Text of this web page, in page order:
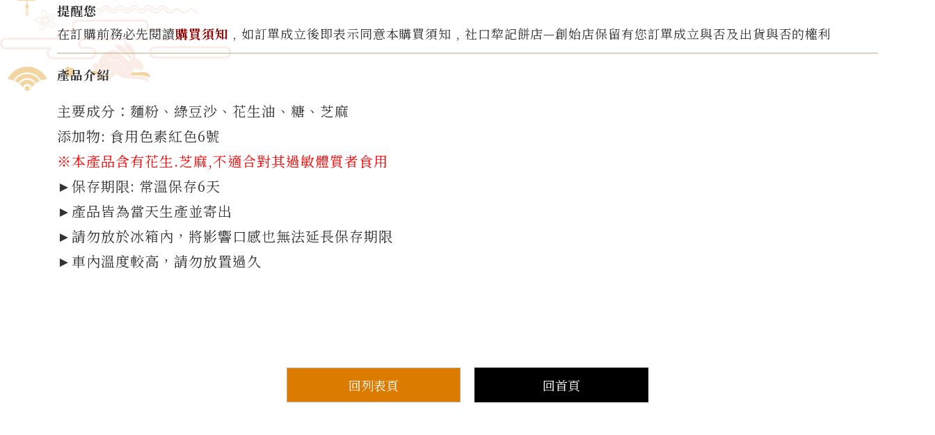
提醒您
在訂購前務必先閱讀購買須知 ﹐如訂單成立後即表示同意本購買須知﹐社口犂記餅店—創始店保留有您訂單成立與否及出貨與否的權利
產品介紹
主要成分：麵粉、綠豆沙、花生油、糖、芝麻
添加物: 食用色素紅色6號
※本產品含有花生.芝麻,不適合對其過敏體質者食用
►保存期限: 常溫保存6天
►產品皆為當天生產並寄出
►請勿放於冰箱內，將影響口感也無法延長保存期限
►車內溫度較高，請勿放置過久
回列表頁 回首頁